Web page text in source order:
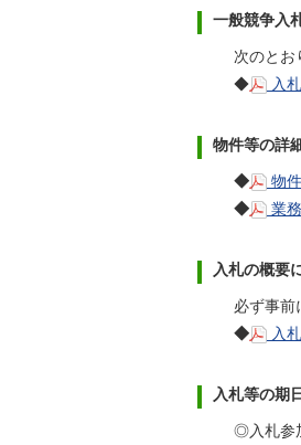
一般競争入
次のとお
◆
入
物件等の詳
◆
物
◆
業
入札の概要
必ず事前
◆
入
入札等の期日
◎入札参